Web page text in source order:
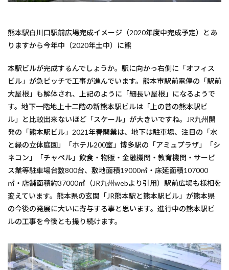
熊本駅白川口駅前広場完成イメージ（2020年度中完成予定）とあ
りますから今年中（2020年土中）に熊
本駅ビルが完成するんでしょうか。駅に向かっ右側に「オフィス
ビル」が急ピッチで工事が進んでいます。熊本市駅前電停の「駅前
大屋根」も解体され、上記のように「細長い屋根」になるようで
す。地下一階地上十二階の新熊本駅ビルは「上の昔の熊本駅ビ
ル」と比較出来ないほど「スケール」が大きいですね。JR九州開
発の「熊本駅ビル」2021年春開業は、地下は駐車場、注目の「水
と緑の立体庭園」「ホテル200室」博多駅の「アミュプラザ」「シ
ネコン」「チャペル」飲食・物販・金融機関・教育機関・サービ
ス業等駐車場台数800台、敷地面積19000㎡・床延面積107000
㎡・店舗面積約37000㎡（JR九州webより引用）駅前広場も様相を
変えています。熊本県の玄関「JR熊本駅と熊本駅ビル」が熊本県
の今後の発展に大いに寄与する事と思います。進行中の熊本駅ビ
ルの工事を今後とも撮り続けます。